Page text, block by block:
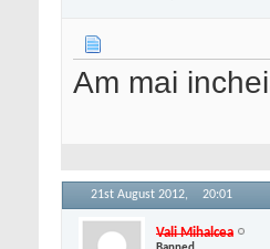
Am mai
21st August 2012, 20:01
Vali Mihalcea